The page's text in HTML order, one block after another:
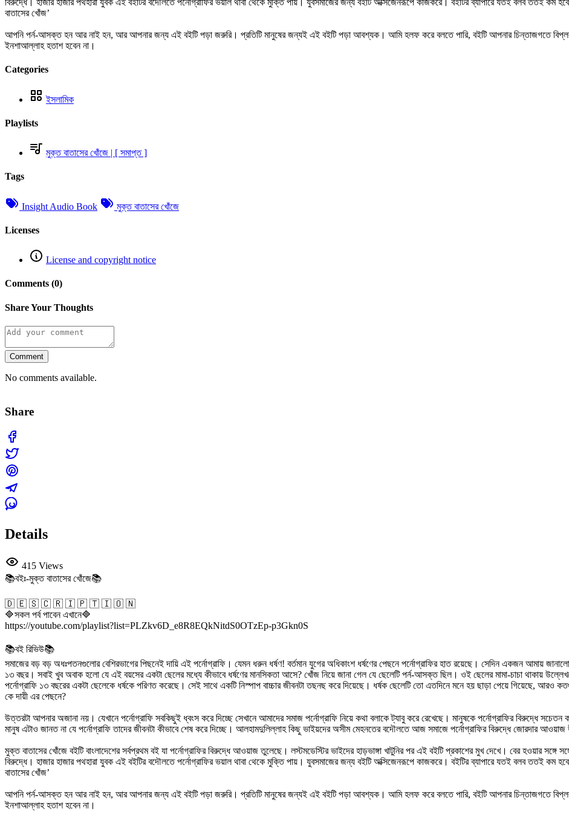
বিরুদ্ধে। হাজার হাজার পথহারা যুবক এই বইটির বদৌলতে পর্নোগ্রাফির ভয়াল থাবা থেকে মুক্তি পায়। যুবসমাজের জন্য বইটি অক্সিজেনরূপে কাজকরে। বইটির ব্যাপারে যতই বলব ততই কম
বাতাসের খোঁজ’
আপনি পর্ন-আসক্ত হন আর নাই হন, আর আপনার জন্য এই বইটি পড়া জরুরি। প্রতিটি মানুষের জন্যই এই বইটি পড়া আবশ্যক। আমি হলফ করে বলতে পারি, বইটি আপনার চিন্তাজগতে
ইনশাআল্লাহ হতাশ হবেন না।
Categories
ইসলামিক
Playlists
মুক্ত বাতাসের খোঁজে | [ সমাপ্ত ]
Tags
Insight Audio Book মুক্ত বাতাসের খোঁজে
Licenses
License and copyright notice
Comments (0)
Share Your Thoughts
Comment
No comments available.
Share
Details
415 Views
📚বইঃ-মুক্ত বাতাসের খোঁজে📚
🇩 🇪 🇸 🇨 🇷 🇮 🇵 🇹 🇮 🇴 🇳
🔷সকল পর্ব পাবেন এখানে🔷
https://youtube.com/playlist?list=PLZkv6D_e8R8EQkNitdS0OTzEp-p3Gkn0S
📚বই রিভিউ📚
সমাজের বড় বড় অধঃপতনগুলোর বেশিরভাগের পিছনেই দায়ি এই পর্নোগ্রাফি। যেমন ধরুন ধর্ষণ! বর্তমান যুগের অধিকাংশ ধর্ষণের পেছনে পর্নোগ্রাফির হাত রয়েছে। সেদিন একজন আমায়
১৩ বছর। সবাই খুব অবাক হলো যে এই বয়সের একটা ছেলের মধ্যে কীভাবে ধর্ষণের মানসিকতা আসে? খোঁজ নিয়ে জানা গেল যে ছেলেটি পর্ন-আসক্ত ছিল। ওই ছেলের মামা-চাচা থাকায়
পর্নোগ্রাফি ১৩ বছরের একটা ছেলেকে ধর্ষকে পরিণত করেছে। সেই সাথে একটি নিস্পাপ বাচ্চার জীবনটা তছনছ করে দিয়েছে। ধর্ষক ছেলেটি তো এতদিনে মনে হয় ছাড়া পেয়ে গিয়েছে,
কে দায়ী এর পেছনে?
উত্তরটা আপনার অজানা নয়। যেখানে পর্নোগ্রাফি সবকিছুই ধ্বংস করে দিচ্ছে সেখানে আমাদের সমাজ পর্নোগ্রাফি নিয়ে কথা বলাকে ট্যাবু করে রেখেছে। মানুষকে পর্নোগ্রাফির বিরুদ্ধে
মানুষ এটাও জানত না যে পর্নোগ্রাফি তাদের জীবনটা কীভাবে শেষ করে দিচ্ছে। আলহামদুলিল্লাহ কিছু ভাইয়দের অসীম মেহনতের বদৌলতে আজ সমাজে পর্নোগ্রাফির বিরুদ্ধে জোরদার আওয়াজ
মুক্ত বাতাসের খোঁজে বইটি বাংলাদেশের সর্বপ্রথম বই যা পর্নোগ্রাফির বিরুদ্ধে আওয়াজ তুলেছে। লস্টমডেস্টির ভাইদের হাড়ভাঙ্গা খাটুনির পর এই বইটি প্রকাশের মুখ দেখে। বের হওয়ার
বিরুদ্ধে। হাজার হাজার পথহারা যুবক এই বইটির বদৌলতে পর্নোগ্রাফির ভয়াল থাবা থেকে মুক্তি পায়। যুবসমাজের জন্য বইটি অক্সিজেনরূপে কাজকরে। বইটির ব্যাপারে যতই বলব ততই কম
বাতাসের খোঁজ’
আপনি পর্ন-আসক্ত হন আর নাই হন, আর আপনার জন্য এই বইটি পড়া জরুরি। প্রতিটি মানুষের জন্যই এই বইটি পড়া আবশ্যক। আমি হলফ করে বলতে পারি, বইটি আপনার চিন্তাজগতে
ইনশাআল্লাহ হতাশ হবেন না।